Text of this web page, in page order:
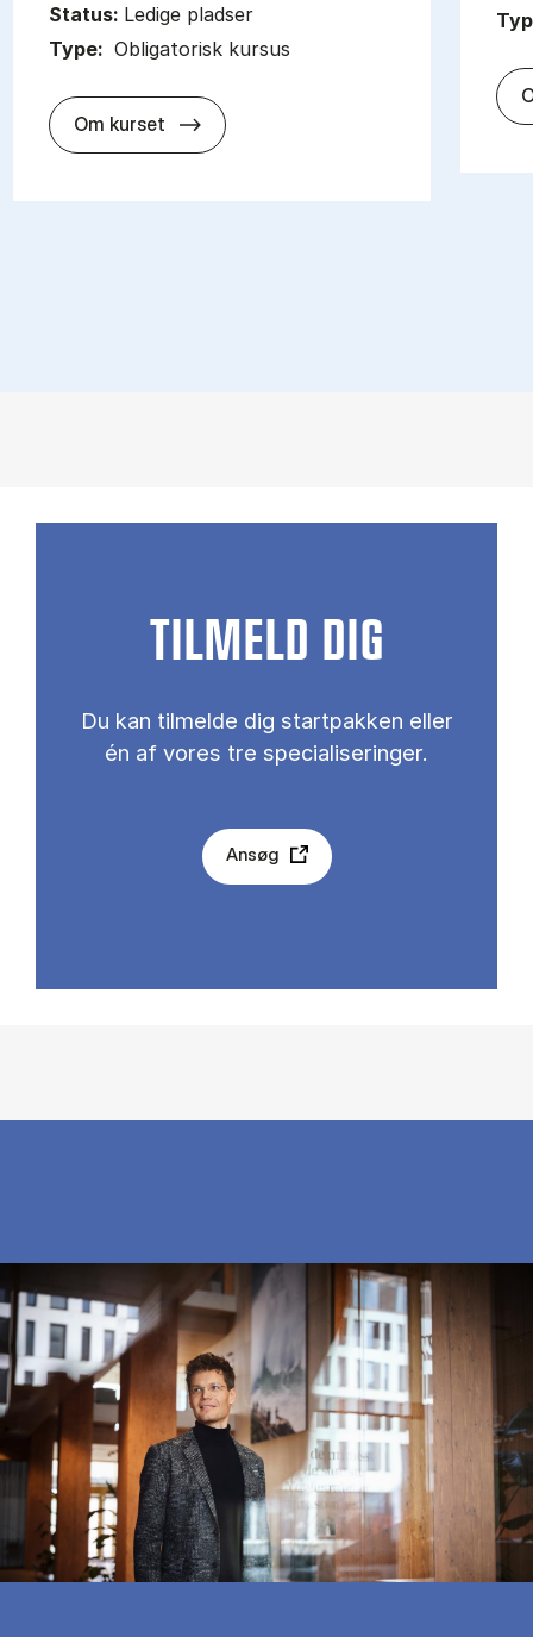
Status: Ledige pladser
Type: Obligatorisk kursus
Om kurset about
TILMELD DIG
Du kan tilmelde dig startpakken eller
én af vores tre specialiseringer.
Ansøg